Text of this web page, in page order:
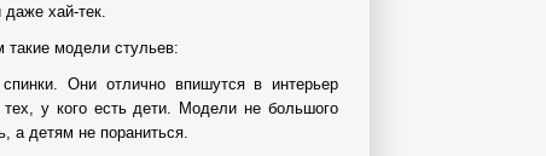
хай-тек.
такие модели стульев:
Они отлично впишутся в интерьер
у кого есть дети. Модели не большого
а детям не пораниться.